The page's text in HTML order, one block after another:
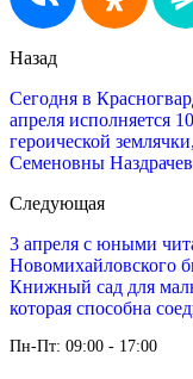
Назад
Сегодня в
апреля исполняется
героической
Семеновны
Следующая
3 апреля с юными
Новомихайловского
Книжный сад для
которая способна
Пн-Пт: 09:00 - 17:00